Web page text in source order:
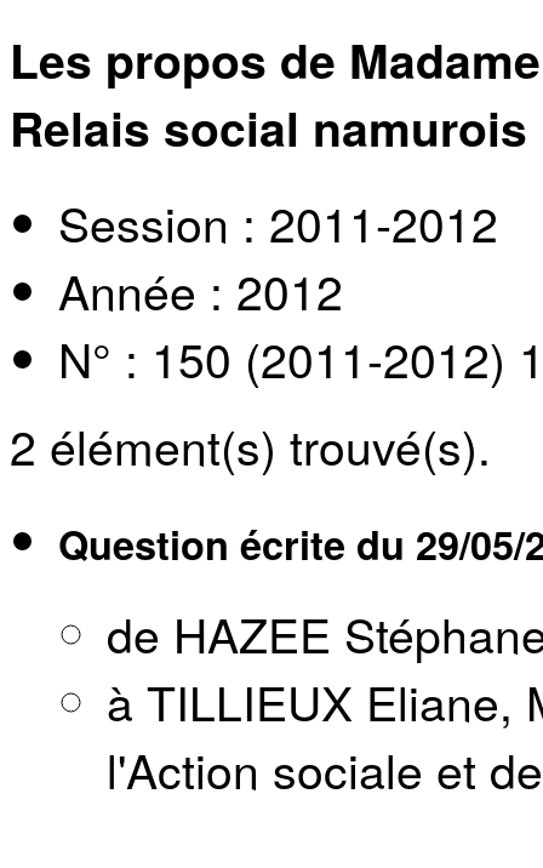
Les propos de
Relais social namurois
Session : 2011-2012
Année : 2012
N° : 150 (2011-2012)
2 élément(s) trouvé(s).
Question écrite du 29/05/
de HAZEE
à TILLIEUX Eliane,
l'Action sociale et